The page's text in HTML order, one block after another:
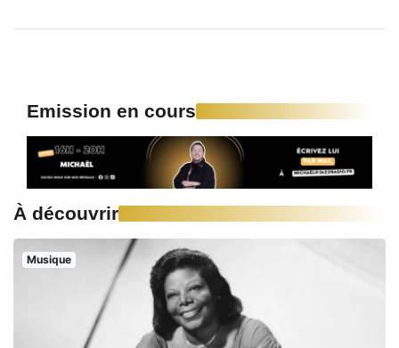
Emission en cours
À découvrir
Musique